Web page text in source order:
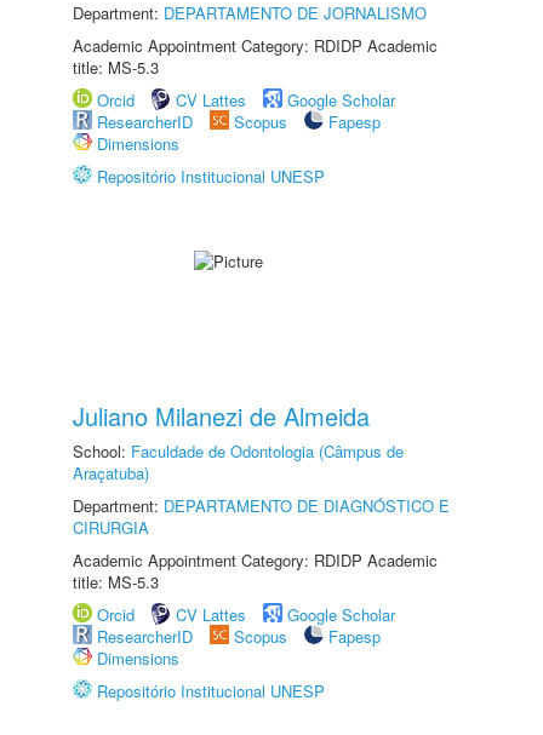
Department: DEPARTAMENTO DE JORNALISMO
Academic Appointment Category: RDIDP Academic
title: MS-5.3
Orcid
CV Lattes
Google Scholar
ResearcherID
Scopus
Fapesp
Dimensions
Repositório Institucional UNESP
Juliano Milanezi de Almeida
School: Faculdade de Odontologia (Câmpus de
Araçatuba)
Department: DEPARTAMENTO DE DIAGNÓSTICO E
CIRURGIA
Academic Appointment Category: RDIDP Academic
title: MS-5.3
Orcid
CV Lattes
Google Scholar
ResearcherID
Scopus
Fapesp
Dimensions
Repositório Institucional UNESP